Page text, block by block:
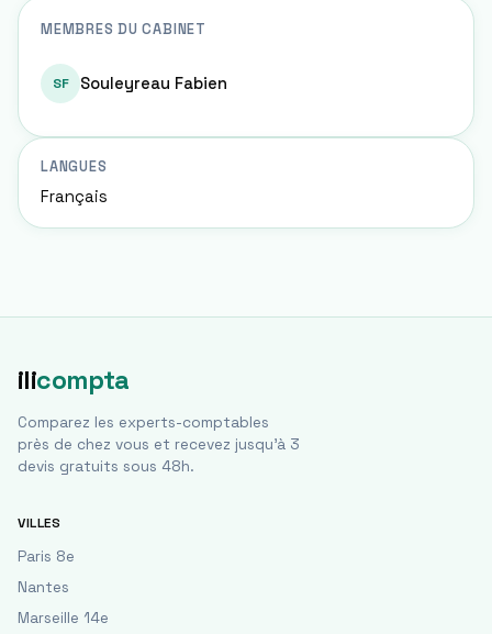
MEMBRES DU CABINET
SF Souleyreau Fabien
LANGUES
Français
ilicompta
Comparez les experts-comptables
près de chez vous et recevez jusqu'à 3
devis gratuits sous 48h.
VILLES
Paris 8e
Nantes
Marseille 14e